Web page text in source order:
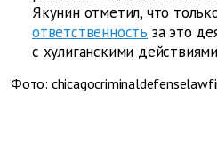
Якунин отметил, что
ответственность за это
с хулиганскими
Фото: